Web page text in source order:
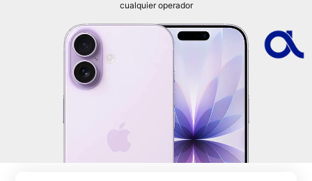
cualquier operador